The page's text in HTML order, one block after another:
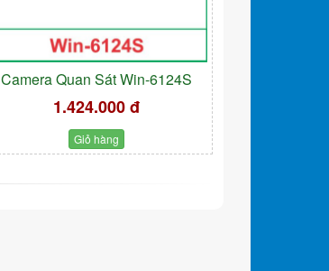
Camera Quan Sát Win-6124S
1.424.000 đ
Giỏ hàng